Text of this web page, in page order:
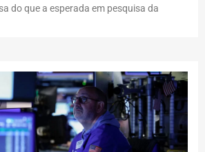
do que a esperada em pesquisa da